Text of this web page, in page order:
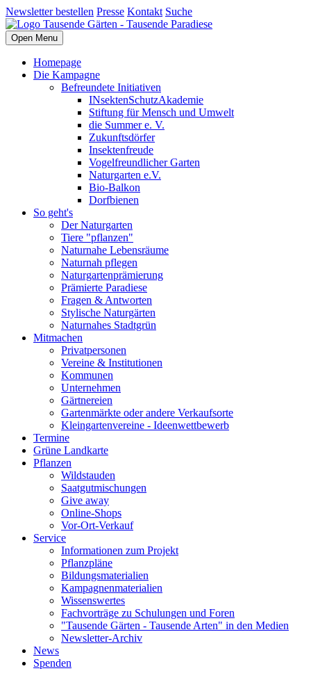
Newsletter bestellen Presse Kontakt Suche
Open Menu
Homepage
Die Kampagne
Befreundete Initiativen
INsektenSchutzAkademie
Stiftung für Mensch und Umwelt
die Summer e. V.
Zukunftsdörfer
Insektenfreude
Vogelfreundlicher Garten
Naturgarten e.V.
Bio-Balkon
Dorfbienen
So geht's
Der Naturgarten
Tiere "pflanzen"
Naturnahe Lebensräume
Naturnah pflegen
Naturgartenprämierung
Prämierte Paradiese
Fragen & Antworten
Stylische Naturgärten
Naturnahes Stadtgrün
Mitmachen
Privatpersonen
Vereine & Institutionen
Kommunen
Unternehmen
Gärtnereien
Gartenmärkte oder andere Verkaufsorte
Kleingartenvereine - Ideenwettbewerb
Termine
Grüne Landkarte
Pflanzen
Wildstauden
Saatgutmischungen
Give away
Online-Shops
Vor-Ort-Verkauf
Service
Informationen zum Projekt
Pflanzpläne
Bildungsmaterialien
Kampagnenmaterialien
Wissenswertes
Fachvorträge zu Schulungen und Foren
"Tausende Gärten - Tausende Arten" in den Medien
Newsletter-Archiv
News
Spenden